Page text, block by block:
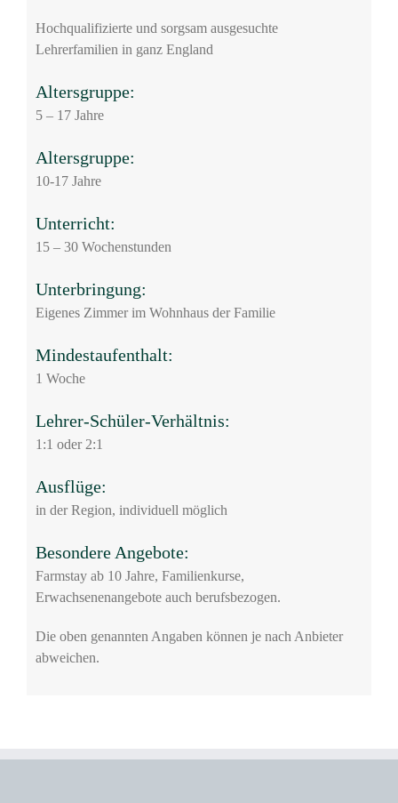
Hochqualifizierte und sorgsam ausgesuchte
Lehrerfamilien in ganz England
Altersgruppe:
5 – 17 Jahre
Altersgruppe:
10-17 Jahre
Unterricht:
15 – 30 Wochenstunden
Unterbringung:
Eigenes Zimmer im Wohnhaus der Familie
Mindestaufenthalt:
1 Woche
Lehrer-Schüler-Verhältnis:
1:1 oder 2:1
Ausflüge:
in der Region, individuell möglich
Besondere Angebote:
Farmstay ab 10 Jahre, Familienkurse,
Erwachsenenangebote auch berufsbezogen.
Die oben genannten Angaben können je nach Anbieter
abweichen.